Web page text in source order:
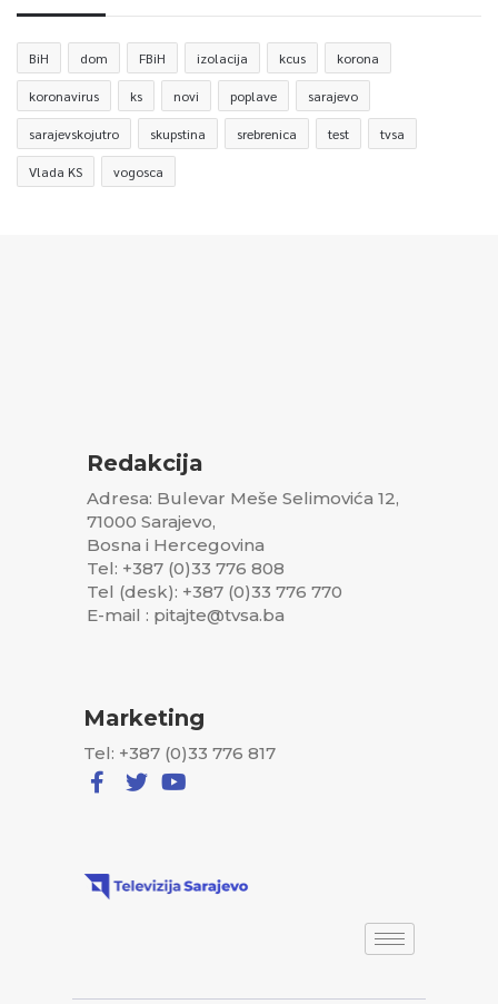
BiH dom FBiH izolacija kcus korona
koronavirus ks novi poplave sarajevo
sarajevskojutro skupstina srebrenica test tvsa
Vlada KS vogosca
Redakcija
Adresa: Bulevar Meše Selimovića 12,
71000 Sarajevo,
Bosna i Hercegovina
Tel: +387 (0)33 776 808
Tel (desk): +387 (0)33 776 770
E-mail : pitajte@tvsa.ba
Marketing
Tel: +387 (0)33 776 817